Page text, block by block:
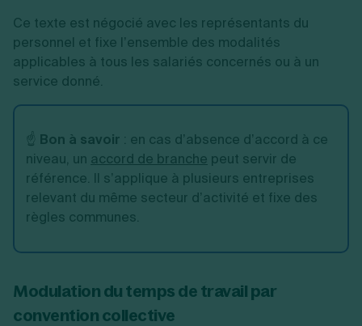
Ce texte est négocié avec les représentants du
personnel et fixe l’ensemble des modalités
applicables à tous les salariés concernés ou à un
service donné.
☝️ Bon à savoir : en cas d’absence d’accord à ce
niveau, un accord de branche peut servir de
référence. Il s’applique à plusieurs entreprises
relevant du même secteur d’activité et fixe des
règles communes.
Modulation du temps de travail par
convention collective